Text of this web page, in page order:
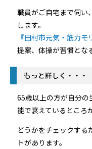
職員がご自宅まで伺い
します。
『田村市元気・筋力モ
提案、体操が習慣とな
もっと詳しく・・・
65歳以上の方が自分の
能で衰えているところ
どうかをチェックする
トがあります。